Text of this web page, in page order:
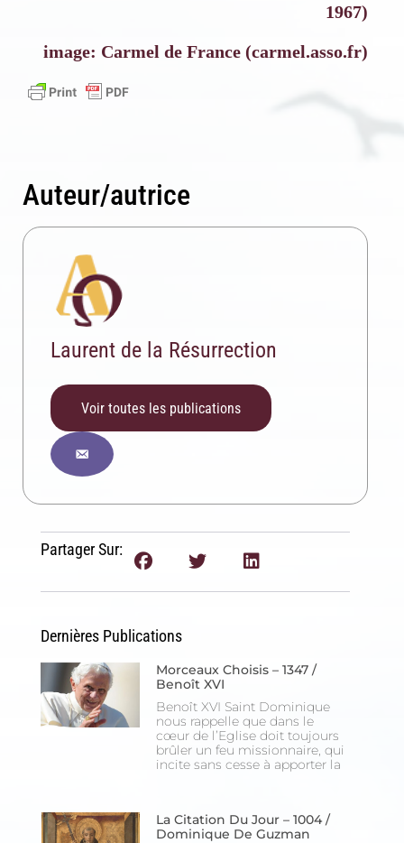
1967)
image: Carmel de France (carmel.asso.fr)
Auteur/autrice
Laurent de la Résurrection
Voir toutes les publications
Partager Sur:
Dernières Publications
Morceaux Choisis – 1347 /
Benoît XVI
Benoît XVI Saint Dominique
nous rappelle que dans le
cœur de l’Eglise doit toujours
brûler un feu missionnaire, qui
incite sans cesse à apporter la
La Citation Du Jour – 1004 /
Dominique De Guzman
Inscription News Letter
Si vous souhaitez recevoir nos dernières actualités,
veuillez indiquer ci-dessous votre adresse mail.
S'inscrire